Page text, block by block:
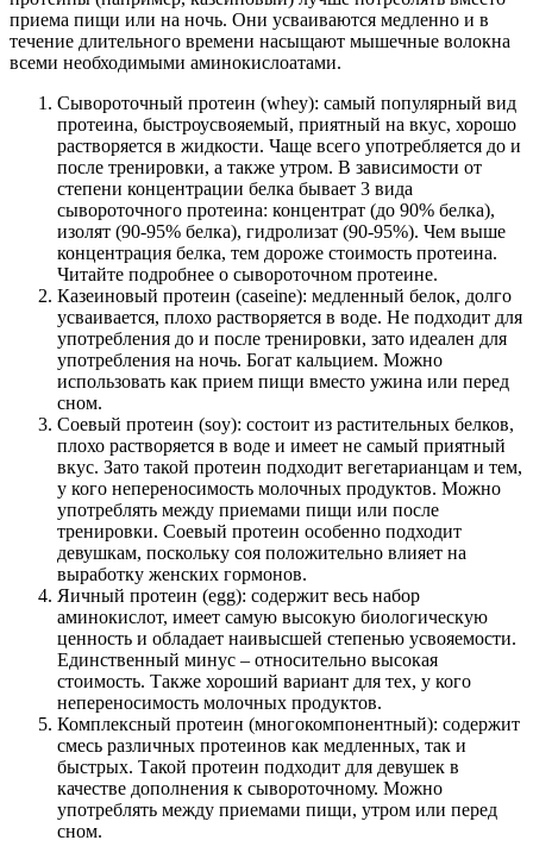
приема пищи или на ночь. Они усваиваются медленно и в
течение длительного времени насыщают мышечные волокна
всеми необходимыми аминокислоатами.
Сывороточный протеин (whey): самый популярный вид
протеина, быстроусвояемый, приятный на вкус, хорошо
растворяется в жидкости. Чаще всего употребляется до и
после тренировки, а также утром. В зависимости от
степени концентрации белка бывает 3 вида
сывороточного протеина: концентрат (до 90% белка),
изолят (90-95% белка), гидролизат (90-95%). Чем выше
концентрация белка, тем дороже стоимость протеина.
Читайте подробнее о сывороточном протеине.
Казеиновый протеин (caseine): медленный белок, долго
усваивается, плохо растворяется в воде. Не подходит для
употребления до и после тренировки, зато идеален для
употребления на ночь. Богат кальцием. Можно
использовать как прием пищи вместо ужина или перед
сном.
Соевый протеин (soy): состоит из растительных белков,
плохо растворяется в воде и имеет не самый приятный
вкус. Зато такой протеин подходит вегетарианцам и тем,
у кого непереносимость молочных продуктов. Можно
употреблять между приемами пищи или после
тренировки. Соевый протеин особенно подходит
девушкам, поскольку соя положительно влияет на
выработку женских гормонов.
Яичный протеин (egg): содержит весь набор
аминокислот, имеет самую высокую биологическую
ценность и обладает наивысшей степенью усвояемости.
Единственный минус – относительно высокая
стоимость. Также хороший вариант для тех, у кого
непереносимость молочных продуктов.
Комплексный протеин (многокомпонентный): содержит
смесь различных протеинов как медленных, так и
быстрых. Такой протеин подходит для девушек в
качестве дополнения к сывороточному. Можно
употреблять между приемами пищи, утром или перед
сном.